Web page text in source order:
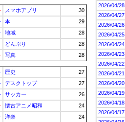
スマホアプリ
30
本
29
地域
28
どんぶり
28
写真 28
歴史
27
デスクトップ
27
サッカー
26
懐古アニメ昭和
24
洋楽 24
2026/04/28
2026/04/27
2026/04/26
2026/04/25
2026/04/24
2026/04/23
2026/04/22
2026/04/21
2026/04/20
2026/04/19
2026/04/18
2026/04/17